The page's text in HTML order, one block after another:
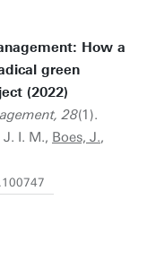
How a
green
(2022)
28(1).
I. M., Boes, J.,